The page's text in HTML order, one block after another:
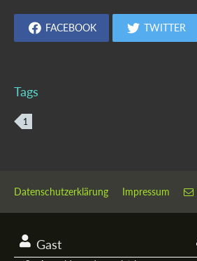
FACEBOOK TWITTER
Tags
1
Datenschutzerklärung Impressum
Gast